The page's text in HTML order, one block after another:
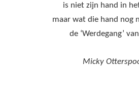
is niet zijn hand in
maar wat die hand nog
de ‘Werdegang’
Micky